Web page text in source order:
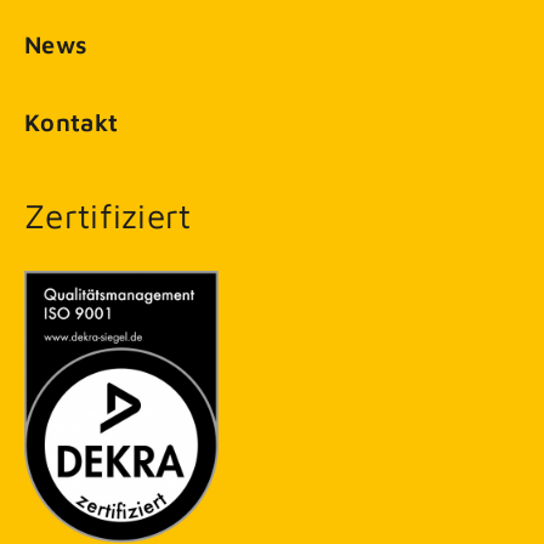
News
Kontakt
Zertifiziert